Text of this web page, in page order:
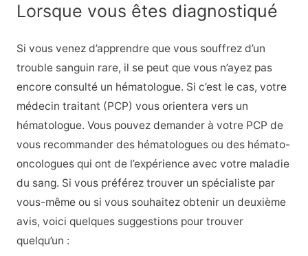
Lorsque vous êtes diagnostiqué
Si vous venez d’apprendre que vous souffrez d’un
trouble sanguin rare, il se peut que vous n’ayez pas
encore consulté un hématologue. Si c’est le cas, votre
médecin traitant (PCP) vous orientera vers un
hématologue. Vous pouvez demander à votre PCP de
vous recommander des hématologues ou des hémato-
oncologues qui ont de l’expérience avec votre maladie
du sang. Si vous préférez trouver un spécialiste par
vous-même ou si vous souhaitez obtenir un deuxième
avis, voici quelques suggestions pour trouver
quelqu’un :